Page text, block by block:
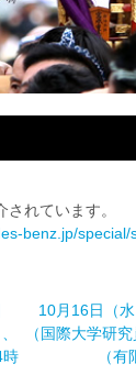
れています。
benz.jp/special/
時
10月16日（
（国際大学研
（